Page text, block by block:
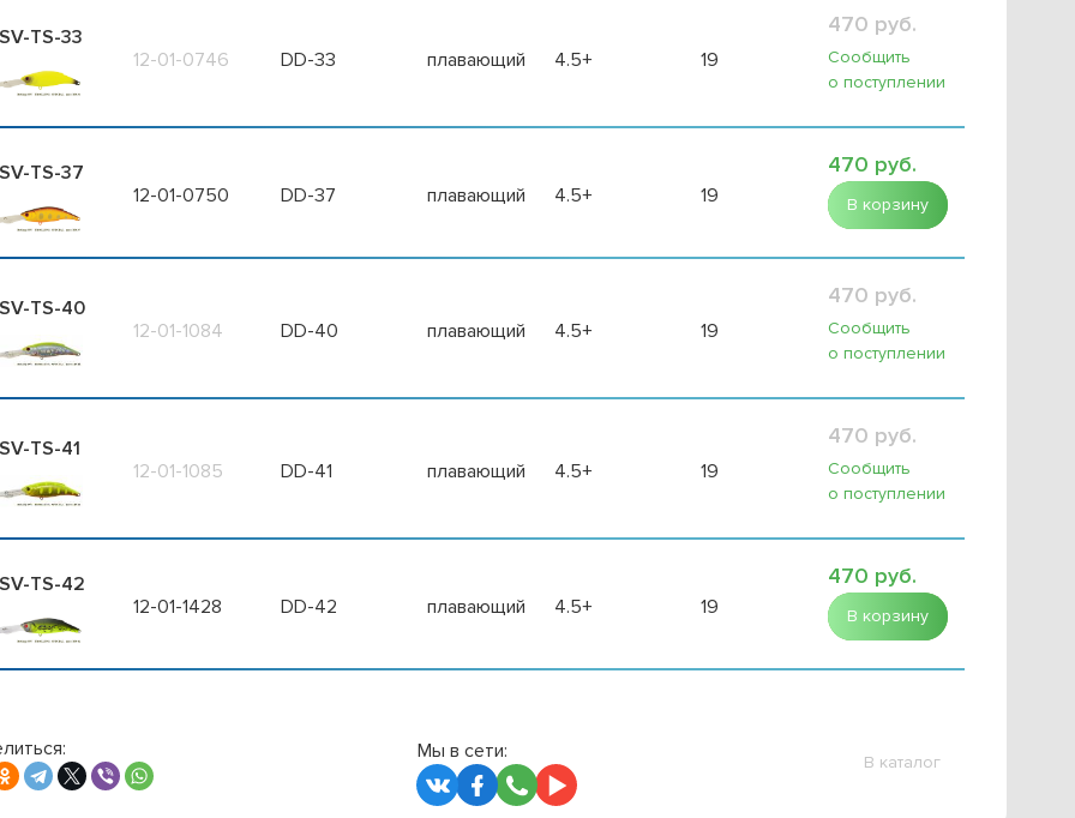
TS-33
12-01-0746
DD-33 плавающий 4.5+ 19
470 руб.
Сообщить
о поступлении
TS-37
12-01-0750
DD-37 плавающий 4.5+ 19
470 руб.
В корзину
TS-40
12-01-1084
DD-40 плавающий 4.5+ 19
470 руб.
Сообщить
о поступлении
TS-41
12-01-1085
DD-41 плавающий 4.5+ 19
470 руб.
Сообщить
о поступлении
TS-42
12-01-1428
DD-42 плавающий 4.5+ 19
470 руб.
В корзину
Мы в сети: В каталог